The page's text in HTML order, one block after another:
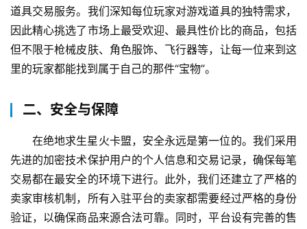
道具交易服务。我们深知每位玩家对游戏道具的独特需求，
因此精心挑选了市场上最受欢迎、最具性价比的商品，包括
但不限于枪械皮肤、角色服饰、飞行器等，让每一位来到这
里的玩家都能找到属于自己的那件“宝物”。
二、安全与保障
在绝地求生星火卡盟，安全永远是第一位的。我们采用
先进的加密技术保护用户的个人信息和交易记录，确保每笔
交易都在最安全的环境下进行。此外，我们还建立了严格的
卖家审核机制，所有入驻平台的卖家都需要经过严格的身份
验证，以确保商品来源合法可靠。同时，平台设有完善的售